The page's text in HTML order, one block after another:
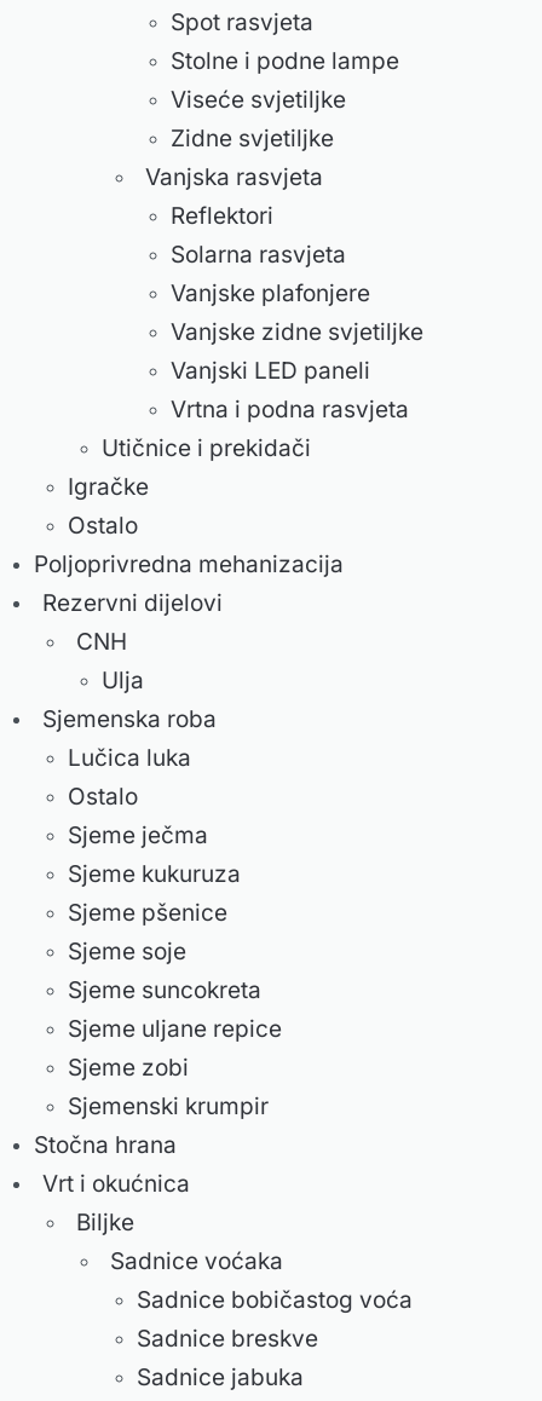
Spot rasvjeta
Stolne i podne lampe
Viseće svjetiljke
Zidne svjetiljke
Vanjska rasvjeta
Reflektori
Solarna rasvjeta
Vanjske plafonjere
Vanjske zidne svjetiljke
Vanjski LED paneli
Vrtna i podna rasvjeta
Utičnice i prekidači
Igračke
Ostalo
Poljoprivredna mehanizacija
Rezervni dijelovi
CNH
Ulja
Sjemenska roba
Lučica luka
Ostalo
Sjeme ječma
Sjeme kukuruza
Sjeme pšenice
Sjeme soje
Sjeme suncokreta
Sjeme uljane repice
Sjeme zobi
Sjemenski krumpir
Stočna hrana
Vrt i okućnica
Biljke
Sadnice voćaka
Sadnice bobičastog voća
Sadnice breskve
Sadnice jabuka